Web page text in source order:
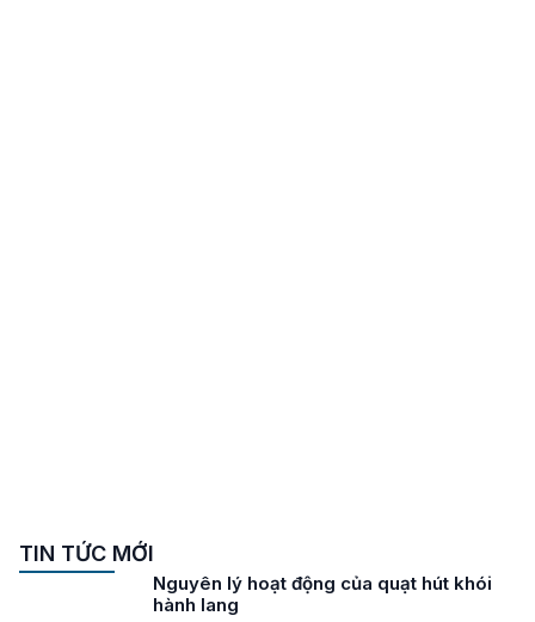
TIN TỨC MỚI
Lưu ý khi lựa chọn quạt hút khói hành
lang